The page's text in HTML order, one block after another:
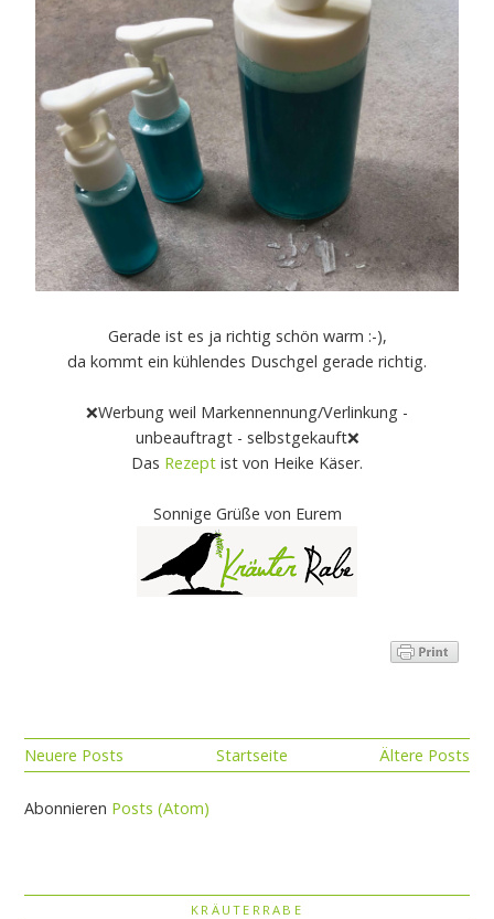
Gerade ist es ja richtig schön warm :-),
da kommt ein kühlendes Duschgel gerade richtig.
❌Werbung weil Markennennung/Verlinkung -
unbeauftragt - selbstgekauft❌
Das Rezept ist von Heike Käser.
Sonnige Grüße von Eurem
Neuere Posts Ältere Posts
Startseite
Abonnieren Posts (Atom)
KRÄUTERRABE